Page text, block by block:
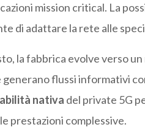
mission critical. La
di adattare la rete alle
la fabbrica evolve verso
generano flussi informativi
nativa del private 5G
prestazioni complessive.